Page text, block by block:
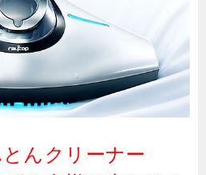
んクリーナー